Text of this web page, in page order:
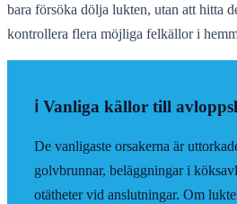
bara försöka dölja lukten, utan att hitta
kontrollera flera möjliga felkällor i
ℹ️ Vanliga källor till
De vanligaste orsakerna är
golvbrunnar, beläggningar i
otätheter vid anslutningar. Om